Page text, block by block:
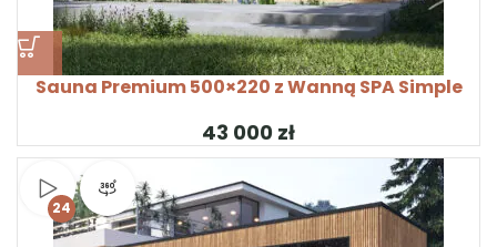
Sauna Premium 500×220 z Wanną SPA Simple
zł
Obejrzyj wideo
24
Widok produktu 360°